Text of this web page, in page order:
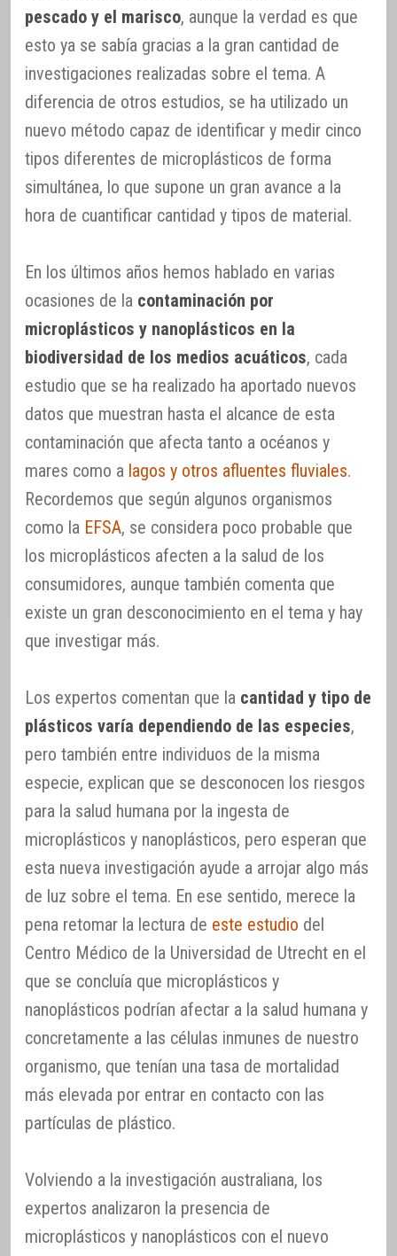
pescado y el marisco, aunque la verdad es que
esto ya se sabía gracias a la gran cantidad de
investigaciones realizadas sobre el tema. A
diferencia de otros estudios, se ha utilizado un
nuevo método capaz de identificar y medir cinco
tipos diferentes de microplásticos de forma
simultánea, lo que supone un gran avance a la
hora de cuantificar cantidad y tipos de material.
En los últimos años hemos hablado en varias
ocasiones de la contaminación por
microplásticos y nanoplásticos en la
biodiversidad de los medios acuáticos, cada
estudio que se ha realizado ha aportado nuevos
datos que muestran hasta el alcance de esta
contaminación que afecta tanto a océanos y
mares como a lagos y otros afluentes fluviales.
Recordemos que según algunos organismos
como la EFSA, se considera poco probable que
los microplásticos afecten a la salud de los
consumidores, aunque también comenta que
existe un gran desconocimiento en el tema y hay
que investigar más.
Los expertos comentan que la cantidad y tipo de
plásticos varía dependiendo de las especies,
pero también entre individuos de la misma
especie, explican que se desconocen los riesgos
para la salud humana por la ingesta de
microplásticos y nanoplásticos, pero esperan que
esta nueva investigación ayude a arrojar algo más
de luz sobre el tema. En ese sentido, merece la
pena retomar la lectura de este estudio del
Centro Médico de la Universidad de Utrecht en el
que se concluía que microplásticos y
nanoplásticos podrían afectar a la salud humana y
concretamente a las células inmunes de nuestro
organismo, que tenían una tasa de mortalidad
más elevada por entrar en contacto con las
partículas de plástico.
Volviendo a la investigación australiana, los
expertos analizaron la presencia de
microplásticos y nanoplásticos con el nuevo